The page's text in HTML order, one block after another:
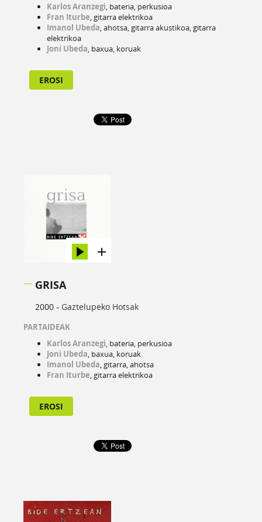
Karlos Aranzegi, bateria, perkusioa
Fran Iturbe, gitarra elektrikoa
Imanol Ubeda, ahotsa, gitarra akustikoa, gitarra
elektrikoa
Joni Ubeda, baxua, koruak
EROSI
GRISA
2000 - Gaztelupeko Hotsak
PARTAIDEAK
Karlos Aranzegi, bateria, perkusioa
Joni Ubeda, baxua, koruak
Imanol Ubeda, gitarra, ahotsa
Fran Iturbe, gitarra elektrikoa
EROSI